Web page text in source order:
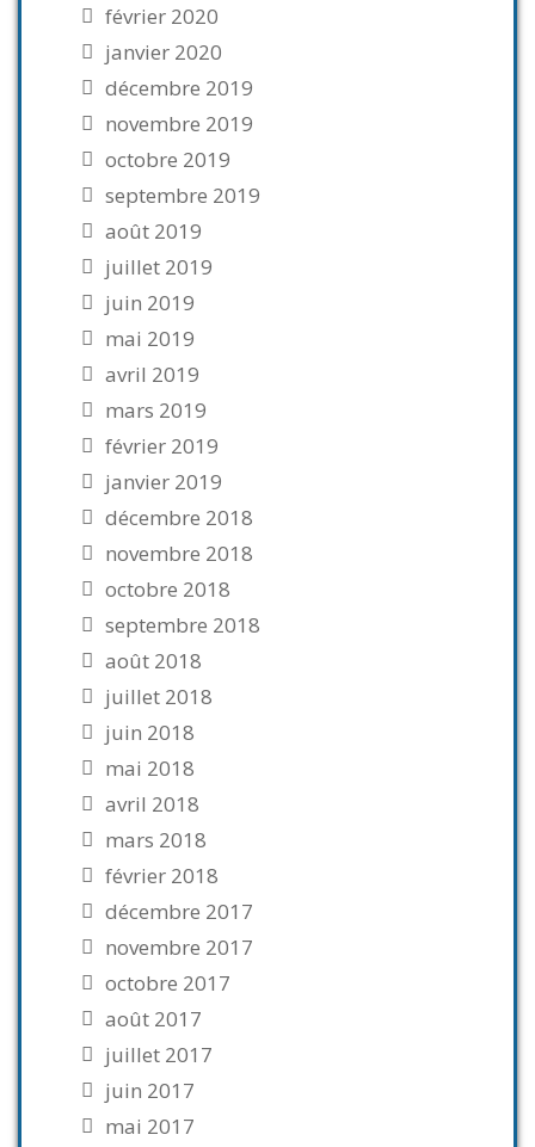
février 2020
janvier 2020
décembre 2019
novembre 2019
octobre 2019
septembre 2019
août 2019
juillet 2019
juin 2019
mai 2019
avril 2019
mars 2019
février 2019
janvier 2019
décembre 2018
novembre 2018
octobre 2018
septembre 2018
août 2018
juillet 2018
juin 2018
mai 2018
avril 2018
mars 2018
février 2018
décembre 2017
novembre 2017
octobre 2017
août 2017
juillet 2017
juin 2017
mai 2017